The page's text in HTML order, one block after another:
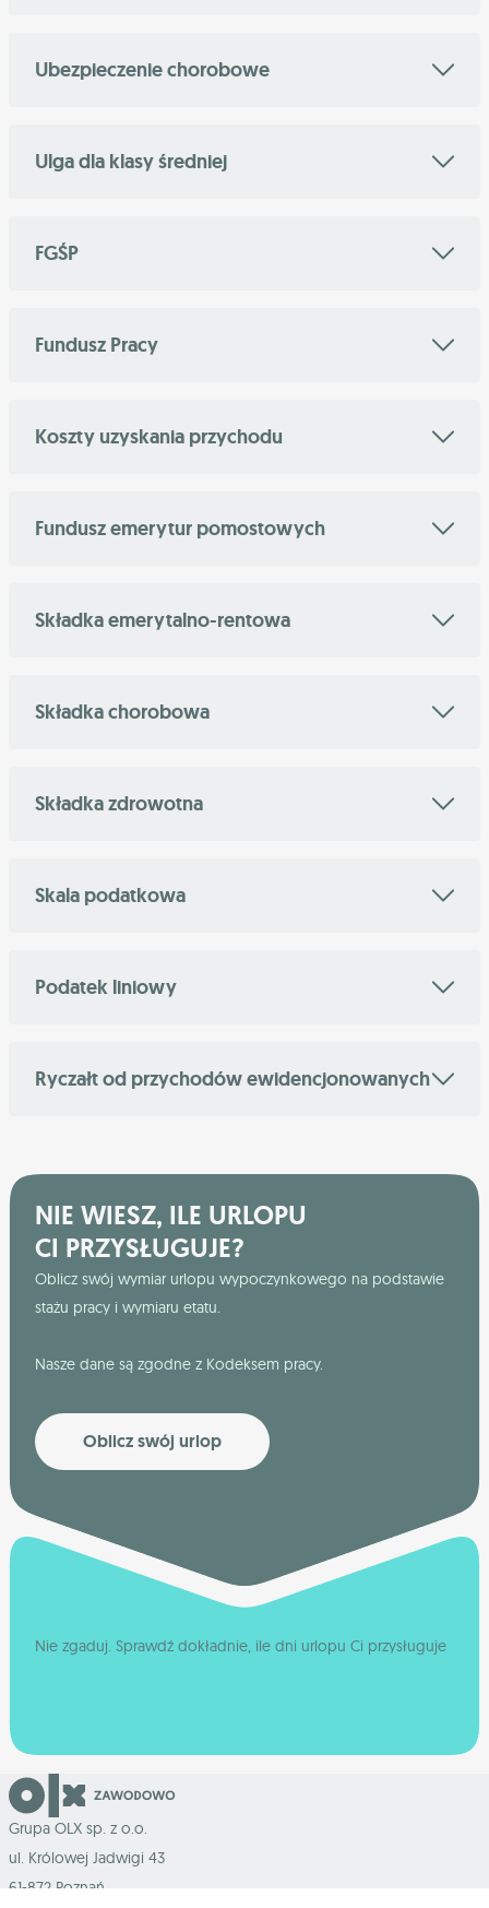
Ubezpieczenie chorobowe
Ulga dla klasy średniej
FGŚP
Fundusz Pracy
Koszty uzyskania przychodu
Fundusz emerytur pomostowych
Składka emerytalno-rentowa
Składka chorobowa
Składka zdrowotna
Skala podatkowa
Podatek liniowy
Ryczałt od przychodów ewidencjonowanych
NIE WIESZ, ILE URLOPU
CI PRZYSŁUGUJE?
Oblicz swój wymiar urlopu wypoczynkowego na podstawie
stażu pracy i wymiaru etatu.
Nasze dane są zgodne z Kodeksem pracy.
Oblicz swój urlop
Nie zgaduj. Sprawdź dokładnie, ile dni urlopu Ci przysługuje
Grupa OLX sp. z o.o.
ul. Królowej Jadwigi 43
61-872 Poznań